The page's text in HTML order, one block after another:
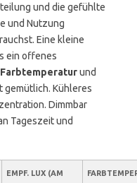
und die gefühlte
und Nutzung
Eine kleine
ein offenes
Farbtemperaturund
gemütlich. Kühleres
Dimmbar
Tageszeit und
EMPF. LUX (AM